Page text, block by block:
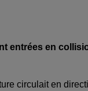
entrées en
circulait en